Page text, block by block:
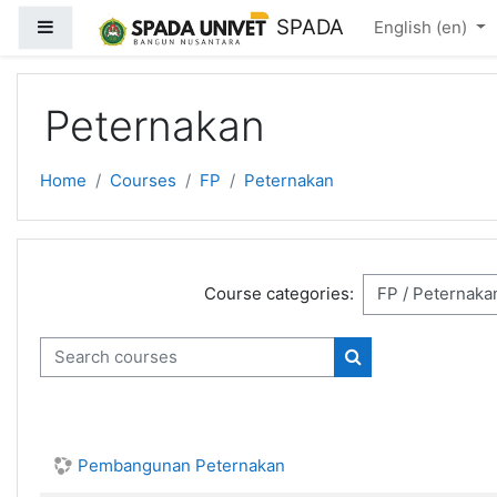
Side panel SPADA English ‎(en)‎
Peternakan
Home Courses FP Peternakan
Course categories:
Search courses
Search courses
Pembangunan Peternakan